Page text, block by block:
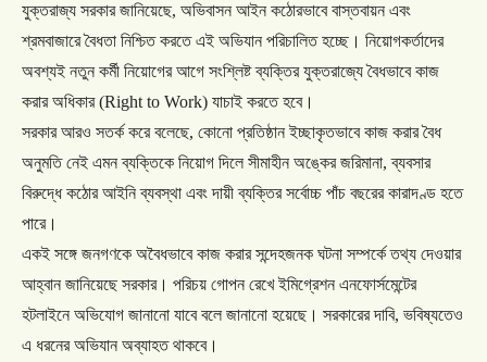
যুক্তরাজ্য সরকার জানিয়েছে, অভিবাসন আইন কঠোরভাবে বাস্তবায়ন এবং
শ্রমবাজারে বৈধতা নিশ্চিত করতে এই অভিযান পরিচালিত হচ্ছে। নিয়োগকর্তাদের
অবশ্যই নতুন কর্মী নিয়োগের আগে সংশ্লিষ্ট ব্যক্তির যুক্তরাজ্যে বৈধভাবে কাজ
করার অধিকার(Right to Work) যাচাই করতে হবে।
সরকার আরও সতর্ক করে বলেছে, কোনো প্রতিষ্ঠান ইচ্ছাকৃতভাবে কাজ করার বৈধ
অনুমতি নেই এমন ব্যক্তিকে নিয়োগ দিলে সীমাহীন অঙ্কের জরিমানা,ব্যবসার
বিরুদ্ধে কঠোর আইনি ব্যবস্থা এবং দায়ী ব্যক্তির সর্বোচ্চ পাঁচ বছরের কারাদণ্ড হতে
পারে।
একই সঙ্গে জনগণকে অবৈধভাবে কাজ করার সন্দেহজনক ঘটনা সম্পর্কে তথ্য দেওয়ার
আহ্বান জানিয়েছে সরকার। পরিচয় গোপন রেখে ইমিগ্রেশন এনফোর্সমেন্টের
হটলাইনে অভিযোগ জানানো যাবে বলে জানানো হয়েছে। সরকারের দাবি, ভবিষ্যতেও
এ ধরনের অভিযান অব্যাহত থাকবে।